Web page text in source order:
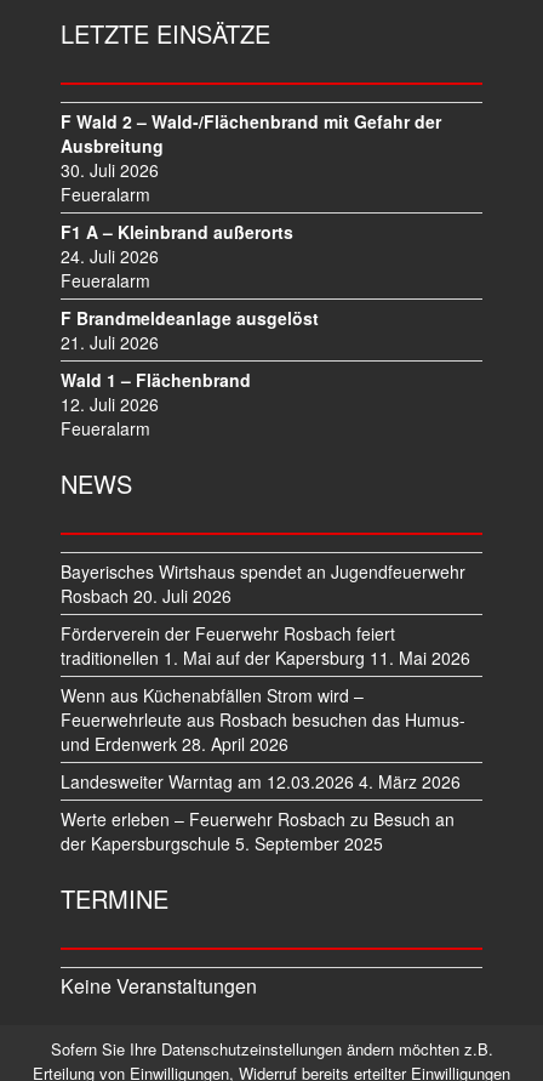
LETZTE EINSÄTZE
F Wald 2 – Wald-/Flächenbrand mit Gefahr der
Ausbreitung
30. Juli 2026
Feueralarm
F1 A – Kleinbrand außerorts
24. Juli 2026
Feueralarm
F Brandmeldeanlage ausgelöst
21. Juli 2026
Wald 1 – Flächenbrand
12. Juli 2026
Feueralarm
NEWS
Bayerisches Wirtshaus spendet an Jugendfeuerwehr
Rosbach 20. Juli 2026
Förderverein der Feuerwehr Rosbach feiert
traditionellen 1. Mai auf der Kapersburg 11. Mai 2026
Wenn aus Küchenabfällen Strom wird –
Feuerwehrleute aus Rosbach besuchen das Humus-
und Erdenwerk 28. April 2026
Landesweiter Warntag am 12.03.2026 4. März 2026
Werte erleben – Feuerwehr Rosbach zu Besuch an
der Kapersburgschule 5. September 2025
TERMINE
Keine Veranstaltungen
Datenschutz Impressum
Sofern Sie Ihre Datenschutzeinstellungen ändern möchten z.B.
Erteilung von Einwilligungen, Widerruf bereits erteilter Einwilligungen